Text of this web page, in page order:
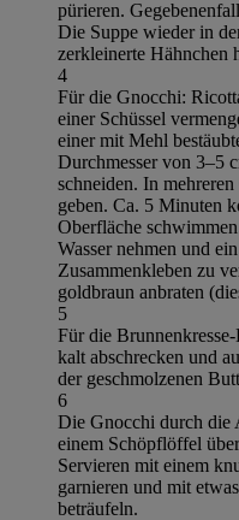
pürieren.
Die Suppe wieder in
zerkleinerte Hähnchen
4
Für die Gnocchi:
einer Schüssel
einer mit Mehl
Durchmesser von 3–5
schneiden. In
geben. Ca. 5 Minuten
Oberfläche
Wasser nehmen und
Zusammenkleben zu
goldbraun anbraten
5
Für die
kalt abschrecken und
der geschmolzenen
6
Die Gnocchi durch die
einem Schöpflöffel
Servieren mit einem
garnieren und mit
beträufeln.